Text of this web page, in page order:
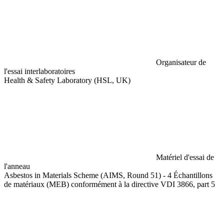
Organisateur de
l'essai interlaboratoires
Health & Safety Laboratory (HSL, UK)
Matériel d'essai de
l'anneau
Asbestos in Materials Scheme (AIMS, Round 51) - 4 Échantillons
de matériaux (MEB) conformément à la directive VDI 3866, part 5